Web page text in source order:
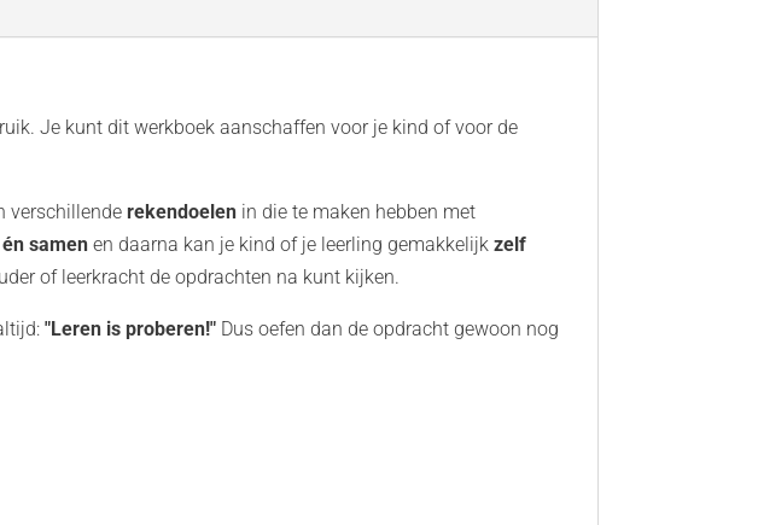
Je kunt dit werkboek aanschaffen voor je kind of voor de
verschillende rekendoelen in die te maken hebben met
samen en daarna kan je kind of je leerling gemakkelijk zelf
of leerkracht de opdrachten na kunt kijken.
"Leren is proberen!" Dus oefen dan de opdracht gewoon nog